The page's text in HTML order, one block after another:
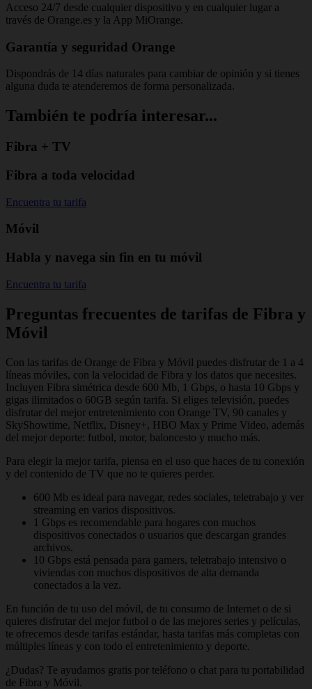
Acceso 24/7 desde cualquier dispositivo y en cualquier lugar a
través de Orange.es y la App MiOrange.
Garantía y seguridad Orange
Dispondrás de 14 días naturales para cambiar de opinión y si tienes
alguna duda te atenderemos de forma personalizada.
También te podría interesar...
Fibra + TV
Fibra a toda velocidad
Encuentra tu tarifa
Móvil
Habla y navega sin fin en tu móvil
Encuentra tu tarifa
Preguntas frecuentes de tarifas de Fibra y
Móvil
Con las tarifas de Orange de Fibra y Móvil puedes disfrutar de 1 a 4
líneas móviles, con la velocidad de Fibra y los datos que necesites.
Incluyen Fibra simétrica desde 600 Mb, 1 Gbps, o hasta 10 Gbps y
gigas ilimitados o 60GB según tarifa. Si eliges televisión, puedes
disfrutar del mejor entretenimiento con Orange TV, 90 canales y
SkyShowtime, Netflix, Disney+, HBO Max y Prime Video, además
del mejor deporte: futbol, motor, baloncesto y mucho más.
Para elegir la mejor tarifa, piensa en el uso que haces de tu conexión
y del contenido de TV que no te quieres perder.
600 Mb es ideal para navegar, redes sociales, teletrabajo y ver
streaming en varios dispositivos.
1 Gbps es recomendable para hogares con muchos
dispositivos conectados o usuarios que descargan grandes
archivos.
10 Gbps está pensada para gamers, teletrabajo intensivo o
viviendas con muchos dispositivos de alta demanda
conectados a la vez.
En función de tu uso del móvil, de tu consumo de Internet o de si
quieres disfrutar del mejor futbol o de las mejores series y películas,
te ofrecemos desde tarifas estándar, hasta tarifas más completas con
múltiples líneas y con todo el entretenimiento y deporte.
¿Dudas? Te ayudamos gratis por teléfono o chat para tu portabilidad
de Fibra y Móvil.